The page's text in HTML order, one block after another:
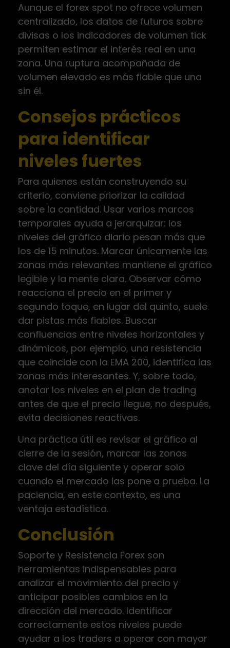
Aunque el forex spot no ofrece volumen
centralizado, los datos de futuros sobre
divisas o los indicadores de volumen tick
permiten estimar el interés real en una
zona. Una ruptura acompañada de
volumen elevado es más fiable que una
sin él.
Consejos prácticos
para identificar
niveles fuertes
Para quienes están construyendo su
criterio, conviene priorizar la calidad
sobre la cantidad. Usar varios marcos
temporales ayuda a jerarquizar: los
niveles del gráfico diario pesan más que
los de 15 minutos. Marcar únicamente las
zonas más relevantes mantiene el gráfico
legible y la mente clara. Observar cómo
reacciona el precio en el primer y
segundo toque, en lugar del quinto, suele
dar pistas más fiables. Buscar
confluencias entre niveles horizontales y
dinámicos, por ejemplo, una resistencia
que coincide con la EMA 200, identifica las
zonas más interesantes. Y, sobre todo,
anotar los niveles en el plan de trading
antes de que el precio llegue, no después,
evita decisiones reactivas.
Una práctica útil es revisar el gráfico al
cierre de la sesión, marcar las zonas
clave del día siguiente y operar solo
cuando el mercado las pone a prueba. La
paciencia, en este contexto, es una
ventaja estadística.
Conclusión
Soporte y Resistencia Forex son
herramientas indispensables para
analizar el movimiento del precio y
anticipar posibles cambios en la
dirección del mercado. Identificar
correctamente estos niveles puede
ayudar a los traders a operar con mayor